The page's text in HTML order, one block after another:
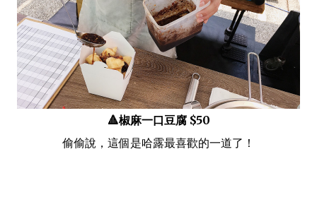
🔺椒麻一口豆腐 $50
偷偷說，這個是哈露最喜歡的一道了！